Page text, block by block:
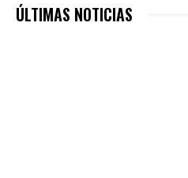
ÚLTIMAS NOTICIAS